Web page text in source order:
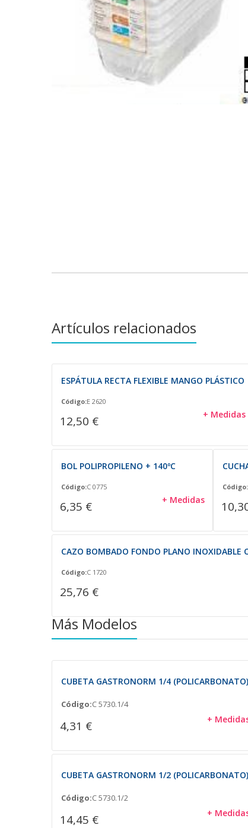
Artículos relacionados
ESPÁTULA RECTA FLEXIBLE MANGO PLÁSTICO
Código:E 2620
12,50 € + Medidas
BOL POLIPROPILENO + 140ºC
Código:C 0775
6,35 € + Medidas
Código:
CAZO BOMBADO FONDO PLANO INOXIDABLE
Código:C 1720
25,76 €
Más Modelos
CUBETA GASTRONORM 1/4 (POLICARBONATO)
Código:C 5730.1/4
4,31 € +
CUBETA GASTRONORM 1/2 (POLICARBONATO)
Código:C 5730.1/2
14,45 € +